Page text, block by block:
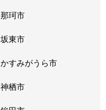
那珂市
坂東市
かすみがうら市
神栖市